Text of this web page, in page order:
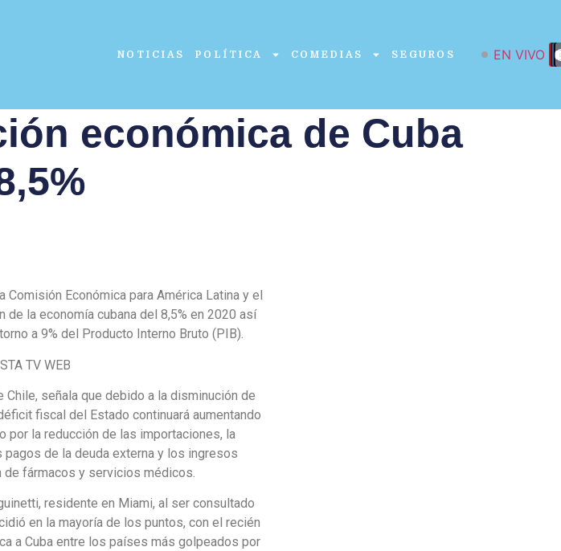
NOTICIAS POLÍTICA COMEDIAS SEGUROS EN VIVO
económica de Cuba
Económica para América Latina y el
de la economía cubana del 8,5% en 2020 así
a 9% del Producto Interno Bruto (PIB).
TV WEB
señala que debido a la disminución de
fiscal del Estado continuará aumentando
por la reducción de las importaciones, la
de la deuda externa y los ingresos
fármacos y servicios médicos.
residente en Miami, al ser consultado
en la mayoría de los puntos, con el recién
a Cuba entre los países más golpeados por